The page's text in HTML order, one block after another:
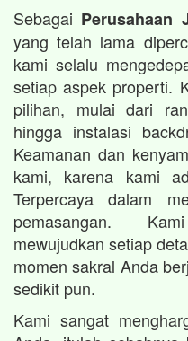
Sebagai Perusahaan
yang telah lama
kami selalu
setiap aspek properti.
pilihan, mulai dari
hingga instalasi
Keamanan dan
kami, karena kami
Terpercaya dalam
pemasangan.
mewujudkan setiap
momen sakral Anda
sedikit pun.
Kami sangat